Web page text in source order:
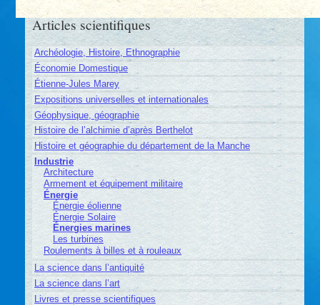
Articles scientifiques
Archéologie, Histoire, Ethnographie
Économie Domestique
Étienne-Jules Marey
Expositions universelles et internationales
Géophysique, géographie
Histoire de l’alchimie d’après Berthelot
Histoire et géographie du département de la Manche
Industrie
Architecture
Armement et équipement militaire
Énergie
Énergie éolienne
Énergie Solaire
Énergies marines
Les turbines
Roulements à billes et à rouleaux
La science dans l’antiquité
La science dans l’art
Livres et presse scientifiques